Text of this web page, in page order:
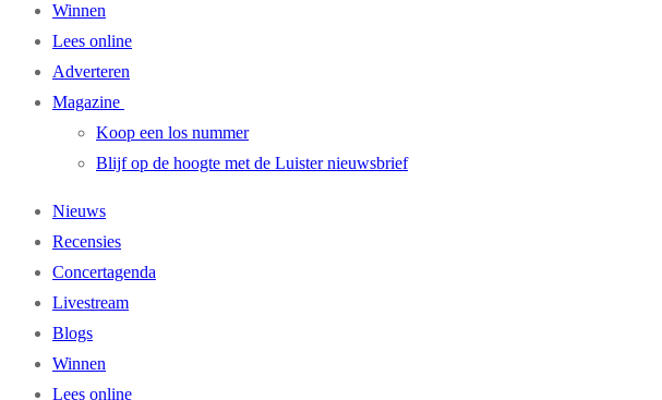
Winnen
Lees online
Adverteren
Magazine
Koop een los nummer
Blijf op de hoogte met de Luister nieuwsbrief
Nieuws
Recensies
Concertagenda
Livestream
Blogs
Winnen
Lees online